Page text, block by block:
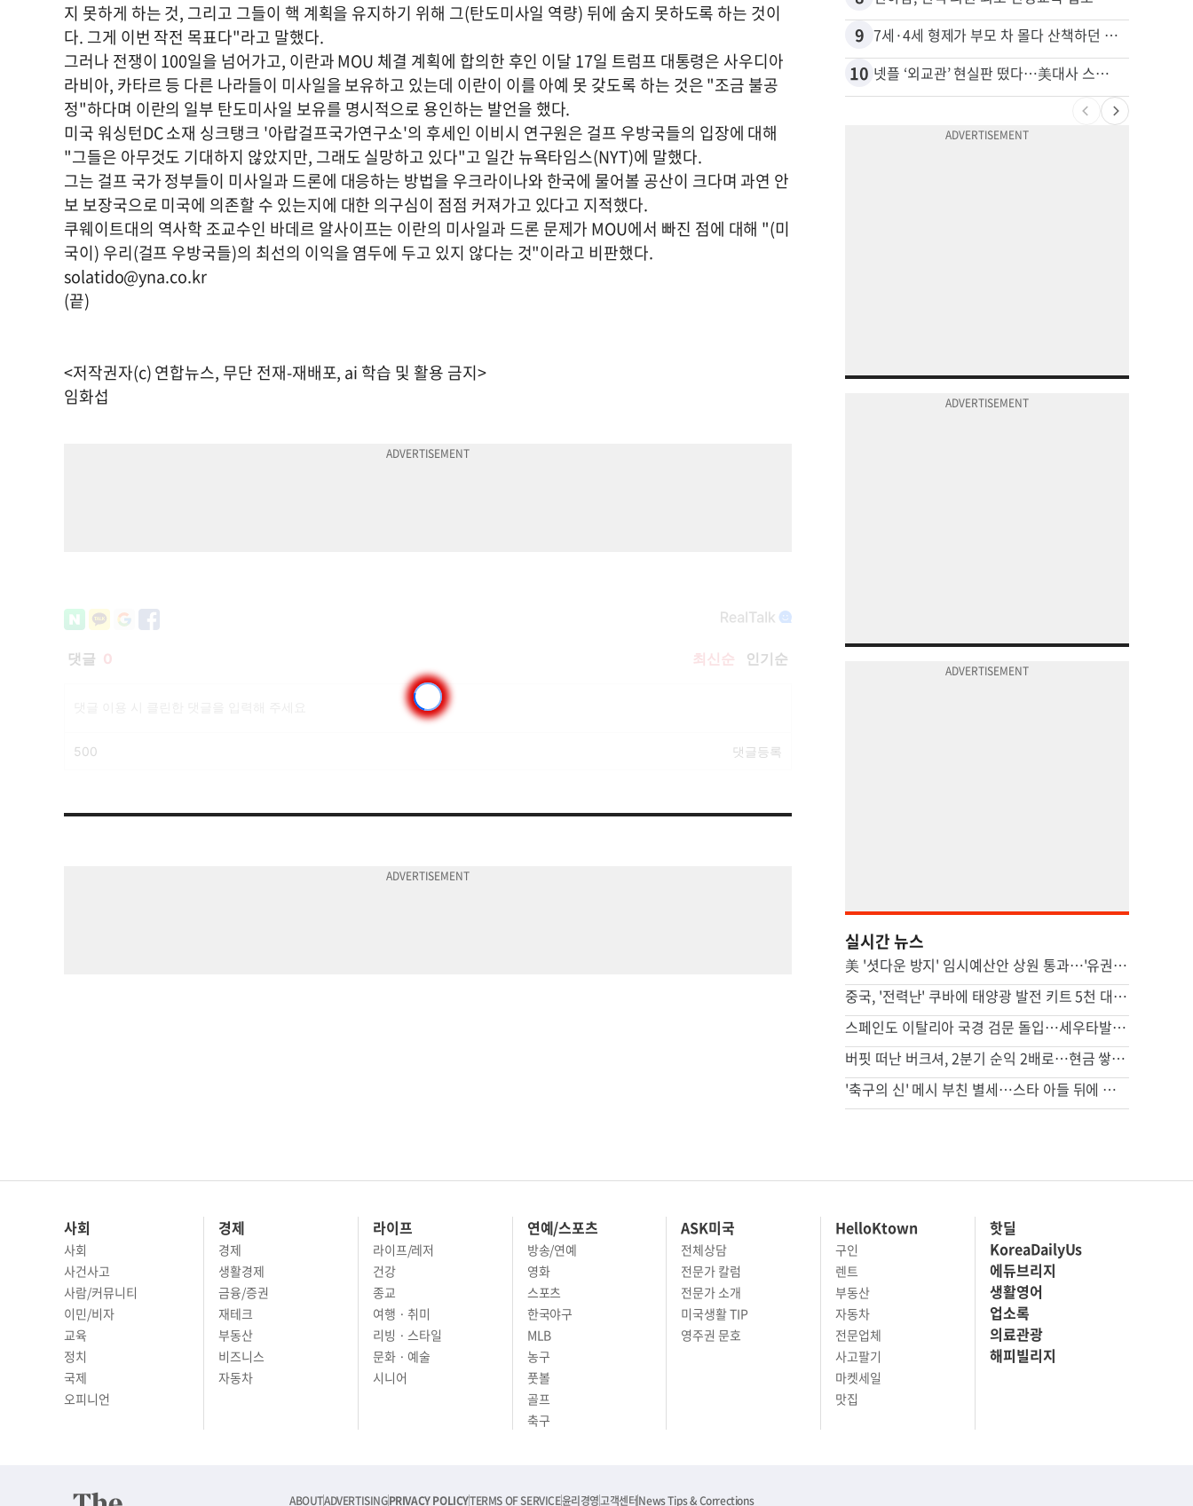
지 못하게 하는 것, 그리고 그들이 핵 계획을 유지하기 위해 그(탄도미사일 역량) 뒤에 숨지 못하도록 하는 것이
다. 그게 이번 작전 목표다"라고 말했다.
그러나 전쟁이 100일을 넘어가고, 이란과 MOU 체결 계획에 합의한 후인 이달 17일 트럼프 대통령은 사우디아
라비아, 카타르 등 다른 나라들이 미사일을 보유하고 있는데 이란이 이를 아예 못 갖도록 하는 것은 "조금 불공
정"하다며 이란의 일부 탄도미사일 보유를 명시적으로 용인하는 발언을 했다.
미국 워싱턴DC 소재 싱크탱크 '아랍걸프국가연구소'의 후세인 이비시 연구원은 걸프 우방국들의 입장에 대해
"그들은 아무것도 기대하지 않았지만, 그래도 실망하고 있다"고 일간 뉴욕타임스(NYT)에 말했다.
그는 걸프 국가 정부들이 미사일과 드론에 대응하는 방법을 우크라이나와 한국에 물어볼 공산이 크다며 과연 안
보 보장국으로 미국에 의존할 수 있는지에 대한 의구심이 점점 커져가고 있다고 지적했다.
쿠웨이트대의 역사학 조교수인 바데르 알사이프는 이란의 미사일과 드론 문제가 MOU에서 빠진 점에 대해 "(미
국이) 우리(걸프 우방국들)의 최선의 이익을 염두에 두고 있지 않다는 것"이라고 비판했다.
solatido@yna.co.kr
(끝)
<저작권자(c) 연합뉴스, 무단 전재-재배포, ai 학습 및 활용 금지>
임화섭
9 7세·4세 형제가 부모 차 몰다 산책하던 여성 들이받아
10 넷플 ‘외교관’ 현실판 떴다…美대사 스틸 지키는 ‘신 스틸러’
실시간 뉴스
美 '셧다운 방지' 임시예산안 상원 통과…'유권자 ID법'은 좌절
중국, '전력난' 쿠바에 태양광 발전 키트 5천 대 기증
스페인도 이탈리아 국경 검문 돌입…세우타발 갈등 고조
버핏 떠난 버크셔, 2분기 순익 2배로…현금 쌓기서 투자로 전환
'축구의 신' 메시 부친 별세…스타 아들 뒤에 선 조용한 조력자
사회
사회
사건사고
사람/커뮤니티
이민/비자
교육
정치
국제
경제
경제
생활경제
금융/증권
재테크
부동산
비즈니스
라이프
라이프/레저
건강
종교
여행 · 취미
리빙 · 스타일
문화 · 예술
연예/스포츠
방송/연예
영화
스포츠
한국야구
MLB
농구
풋볼
골프
ASK미국
전체상담
전문가 칼럼
전문가 소개
미국생활 TIP
HelloKtown
구인
렌트
부동산
자동차
전문업체
사고팔기
마켓세일
핫딜
KoreaDailyUs
에듀브리지
생활영어
업소록
의료관광
해피빌리지